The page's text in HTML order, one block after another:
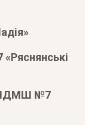
ЛДМШ №7